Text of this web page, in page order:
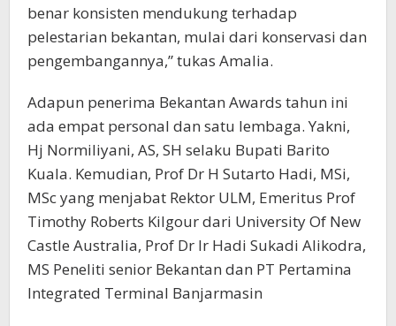
benar konsisten mendukung terhadap
pelestarian bekantan, mulai dari konservasi dan
pengembangannya,” tukas Amalia.
Adapun penerima Bekantan Awards tahun ini
ada empat personal dan satu lembaga. Yakni,
Hj Normiliyani, AS, SH selaku Bupati Barito
Kuala. Kemudian, Prof Dr H Sutarto Hadi, MSi,
MSc yang menjabat Rektor ULM, Emeritus Prof
Timothy Roberts Kilgour dari University Of New
Castle Australia, Prof Dr Ir Hadi Sukadi Alikodra,
MS Peneliti senior Bekantan dan PT Pertamina
Integrated Terminal Banjarmasin